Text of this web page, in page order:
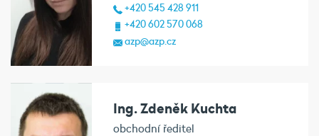
+420 545 428 911
+420 602 570 068
azp@azp.cz
Ing. Zdeněk Kuchta
obchodní ředitel